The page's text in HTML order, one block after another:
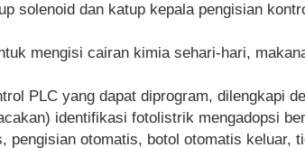
solenoid dan katup kepala pengisian
mengisi cairan kimia sehari-hari,
PLC yang dapat diprogram, dilengkapi
identifikasi fotolistrik mengadopsi
pengisian otomatis, botol otomatis keluar,